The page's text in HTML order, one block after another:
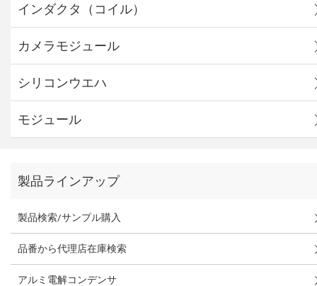
インダクタ（コイル）
カメラモジュール
シリコンウエハ
モジュール
製品ラインアップ
製品検索/サンプル購入
品番から代理店在庫検索
アルミ電解コンデンサ